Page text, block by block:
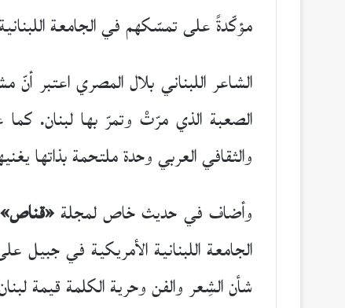
مؤكّدةً على تمسّكهم في الجامعة
الشاعر اللبناني بلال المصري اعتبر
الصعبة الذي مرّتْ وتمرّ بها لبنان.
والثقافي العربي وحدة ملتحمة بذاتها
وأضاف في حديث خاص لمجلة«قناص»
الجامعة اللبنانية الأمريكية في جبيل
شأن الشِعر والفن وحرية الكلمة قيمة